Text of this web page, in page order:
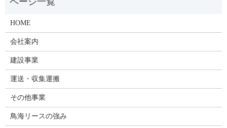
HOME
会社案内
建設事業
運送・収集運搬
その他事業
鳥海リースの強み